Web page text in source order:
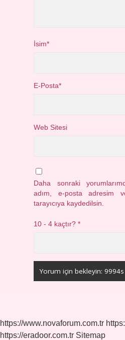
İsim*
E-Posta*
Web Sitesi
Daha sonraki
adım, e-posta adresim
tarayıcıya kaydedilsin.
10 - 4 kaçtır?*
https://www.novaforum.com.tr
https://eradoor.com.tr Sitemap